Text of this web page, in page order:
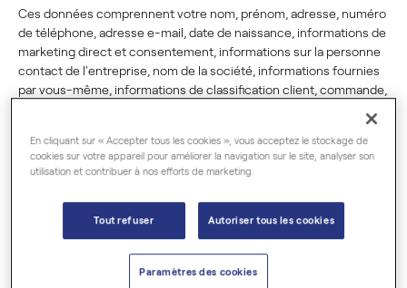
Ces données comprennent votre nom, prénom, adresse, numéro
de téléphone, adresse e-mail, date de naissance, informations de
marketing direct et consentement, informations sur la personne
contact de l'entreprise, nom de la société, informations fournies
par vous-même, informations de classification client, commande,
Les données créées et collectées pendant la communication
comprennent des informations sur les parties communicantes,
Lors de la navigation sur Internet, les « données de mesure » sont
collectées à l'aide de cookies. Ces données ne peuvent pas être
En cliquant sur « Accepter tous les cookies », vous acceptez le stockage de
cookies sur votre appareil pour améliorer la navigation sur le site, analyser son
utilisation et contribuer à nos efforts de marketing.
Tout refuser Autoriser tous les cookies
Paramètres des cookies